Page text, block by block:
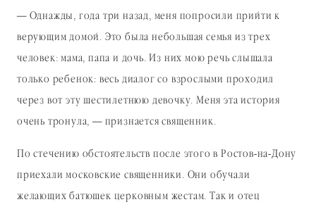
— Однажды, года три назад, меня попросили прийти к
верующим домой. Это была небольшая семья из трех
человек: мама, папа и дочь. Из них мою речь слышала
только ребенок: весь диалог со взрослыми проходил
через вот эту шестилетнюю девочку. Меня эта история
очень тронула, — признается священник.
По стечению обстоятельств после этого в Ростов-на-Дону
приехали московские священники. Они обучали
желающих батюшек церковным жестам. Так и отец